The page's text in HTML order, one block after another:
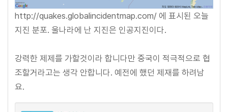
http://quakes.globalincidentmap.com/ 에 표시된 오늘
지진 분포. 울나라에 난 지진은 인공지진이다.
강력한 제제를 가할것이라 합니다만 중국이 적극적으로 협
조할거라고는 생각 안합니다. 예전에 했던 제재를 하려남
요.